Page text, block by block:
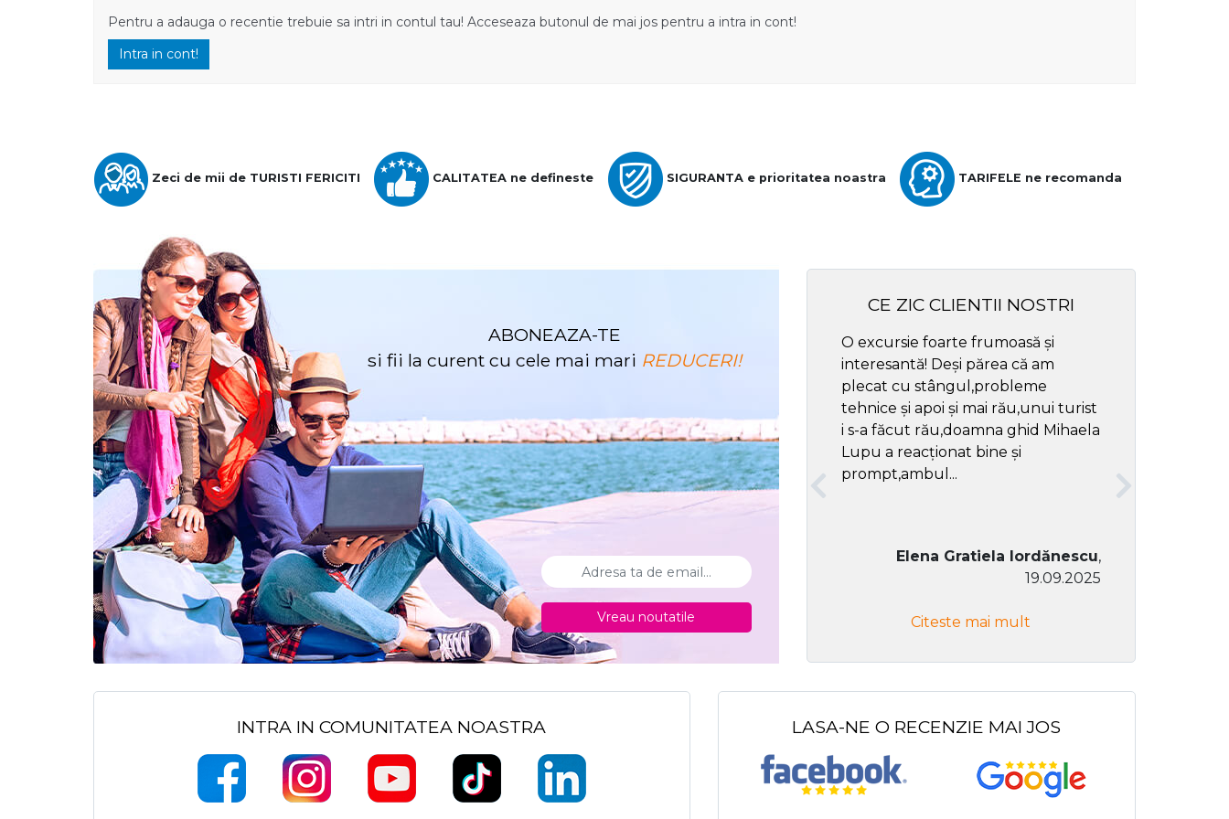
Pentru a adauga o recentie trebuie sa intri in contul tau! Acceseaza butonul de mai jos pentru a intra in cont!
Intra in cont!
Zeci de mii de TURISTI FERICITI CALITATEA ne defineste SIGURANTA e prioritatea noastra TARIFELE ne recomanda
ABONEAZA-TE
si fii la curent cu cele mai mari REDUCERI!
Vreau noutatile
CE ZIC CLIENTII NOSTRI
O excursie foarte frumoasă și
interesantă! Deși părea că am
plecat cu stângul,probleme
tehnice și apoi și mai rău,unui turist
i s-a făcut rău,doamna ghid Mihaela
Lupu a reacționat bine și
prompt,ambul...
Elena Gratiela Iordănescu,
19.09.2025
Citeste mai mult
INTRA IN COMUNITATEA NOASTRA LASA-NE O RECENZIE MAI JOS